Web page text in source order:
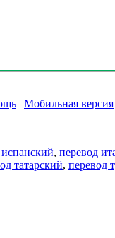
| Мобильная версия
, перевод
татарский, перевод